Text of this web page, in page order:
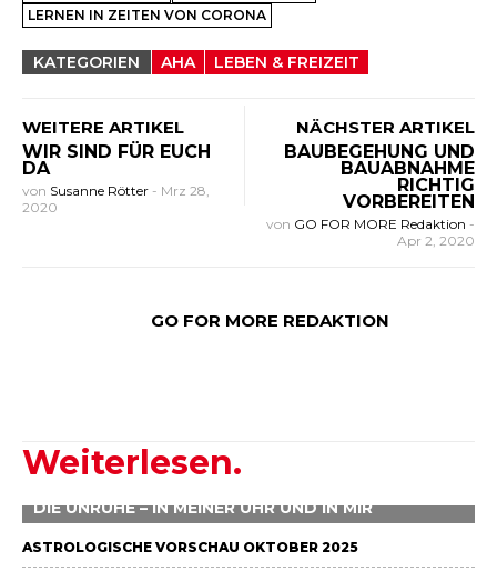
LERNEN IN ZEITEN VON CORONA
KATEGORIEN AHA LEBEN & FREIZEIT
WEITERE ARTIKEL
WIR SIND FÜR EUCH
DA
von Susanne Rötter - Mrz 28,
2020
NÄCHSTER ARTIKEL
BAUBEGEHUNG UND
BAUABNAHME
RICHTIG
VORBEREITEN
von GO FOR MORE Redaktion -
Apr 2, 2020
GO FOR MORE REDAKTION
Weiterlesen.
DIE UNRUHE – IN MEINER UHR UND IN MIR
ASTROLOGISCHE VORSCHAU OKTOBER 2025